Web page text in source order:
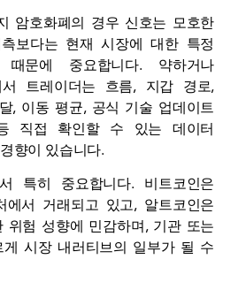
암호화폐의 경우 신호는 모호한
보다는 현재 시장에 대한 특정
문에 중요합니다. 약하거나
서 트레이더는 흐름, 지갑 경로,
, 이동 평균, 공식 기술 업데이트
직접 확인할 수 있는 데이터
향이 있습니다.
특히 중요합니다. 비트코인은
에서 거래되고 있고, 알트코인은
위험 성향에 민감하며, 기관 또는
시장 내러티브의 일부가 될 수